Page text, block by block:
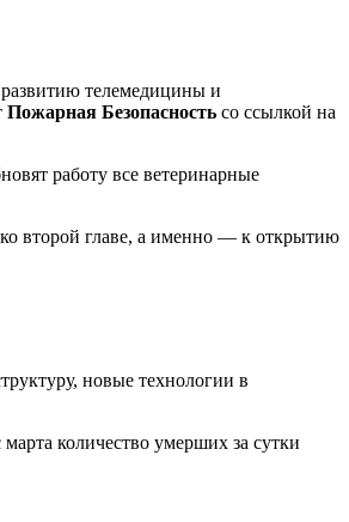
телемедицины и
Пожарная Безопасность со ссылкой на
работу все ветеринарные
второй главе, а именно — к открытию
новые технологии в
количество умерших за сутки